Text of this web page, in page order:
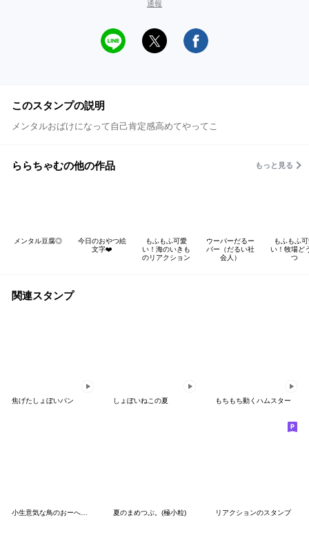
通報
このスタンプの説明
メンタルおばけになって自己肯定感高めてやってこ
ららちゃむの他の作品 もっと見る
メンタル豆腐◎
今日のおやつ絵
文字❤️
もふもふ可愛
い！海のいきも
のリアクション
ウーパーだるー
パー（だるい社
会人）
もふもふ
い！牧場ど
つ
関連スタンプ
焦げたしょぼいパン しょぼいねこの夏 もちもち動くハムスター
夏のまめつぷ。(極小粒) リアクションのスタンプ